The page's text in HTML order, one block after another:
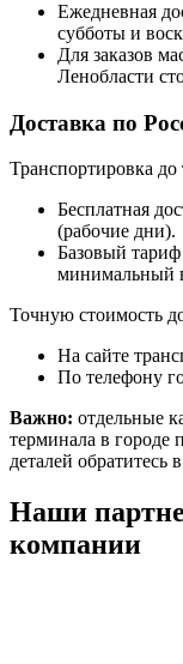
Ежедневная
субботы и
Для заказов
Ленобласти
Доставка по
Транспортировка
Бесплатная
(рабочие дни).
Базовый
минимальный
Точную стоимость
На сайте
По телефону
Важно: отдельные
терминала в городе
деталей обратитесь
Наши
компании